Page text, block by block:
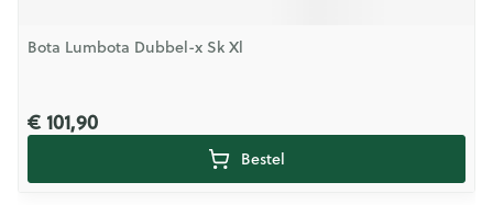
Bota Lumbota Dubbel-x Sk Xl
€ 101,90
Bestel